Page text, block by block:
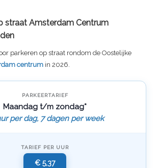
straat Amsterdam Centrum
parkeren op straat rondom de Oostelijke
centrum in 2026.
PARKEERTARIEF
Maandag t/m zondag*
per dag, 7 dagen per week
TARIEF PER UUR
€ 5,37